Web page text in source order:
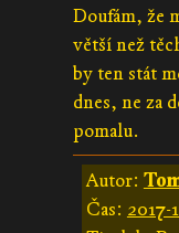
Doufám, že
větší než
by ten stát
dnes, ne za
pomalu.
Autor:
Čas: 2017-